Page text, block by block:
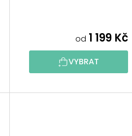
Ů
od 1 199 Kč
VYBRAT